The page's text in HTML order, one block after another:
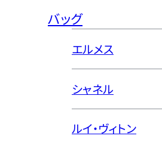
バッグ
エルメス
シャネル
ルイ・ヴィトン